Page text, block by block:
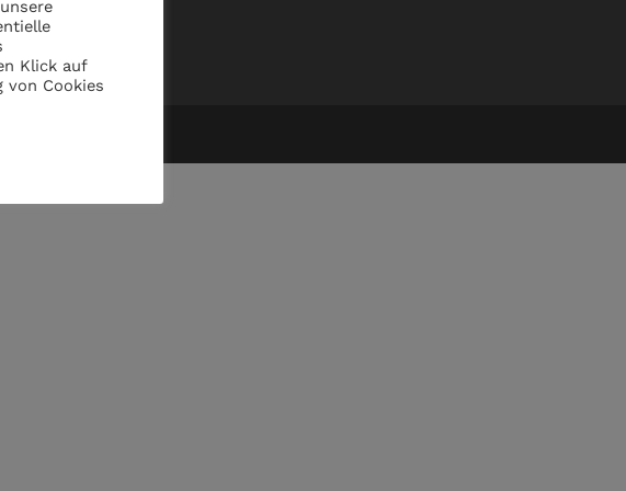
Klick auf
von Cookies